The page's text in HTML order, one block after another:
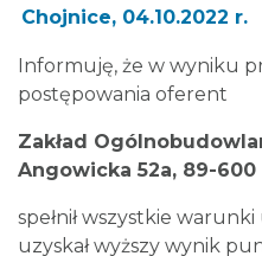
Chojnice, 04.10.2022 r.
Informuję, że w wyniku
postępowania oferent
Zakład
Angowicka 52a, 89-600
spełnił wszystkie
uzyskał wyższy wynik